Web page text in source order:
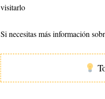
visitarlo
Si necesitas más información